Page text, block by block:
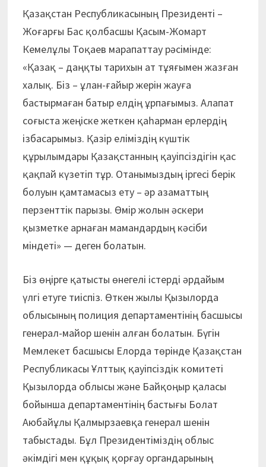
Қазақстан Республикасының Президенті –
Жоғарғы Бас қолбасшы Қасым-Жомарт
Кемелұлы Тоқаев марапаттау рәсімінде:
«Қазақ – даңқты тарихын ат тұяғымен жазған
халық. Біз – ұлан-ғайыр жерін жауға
бастырмаған батыр елдің ұрпағымыз. Алапат
соғыс­та жеңіске жеткен қаһарман ерлердің
ізбасарымыз. Қазір еліміздің күштік
құрылымдары Қазақстанның қауіпсіздігін қас
қақпай күзетіп тұр. Отанымыздың іргесі берік
болуын қамтамасыз ету – әр азаматтың
перзенттік парызы. Өмір жолын әскери
қызметке арнаған мамандардың кәсіби
міндеті» — деген болатын.
Біз өңірге қатысты өнегелі істерді әрдайым
үлгі етуге тиіспіз. Өткен жылы Қызылорда
облысының полиция департаментінің басшысы
генерал-майор шенін алған болатын. Бүгін
Мемлекет басшысы Елорда төрінде Қазақстан
Республикасы Ұлттық қауіпсіздік комитеті
Қызылорда облысы және Байқоңыр қаласы
бойынша департаментінің бастығы Болат
Аюбайұлы Қалмырзаевқа генерал шенін
табыстады. Бұл Президентіміздің облыс
әкімдігі мен құқық қорғау органдарының